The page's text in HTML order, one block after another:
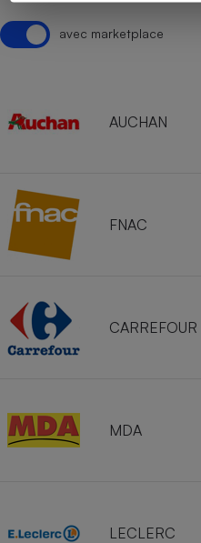
avec marketplace
AUCHAN
FNAC
CARREFOUR
MDA
LECLERC